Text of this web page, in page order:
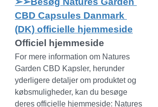
CBD Capsules Danmark
(DK) officielle hjemmeside
Officiel hjemmeside
For mere information om Natures
Garden CBD Kapsler, herunder
yderligere detaljer om produktet og
købsmuligheder, kan du besøge
deres officielle hjemmeside: Natures